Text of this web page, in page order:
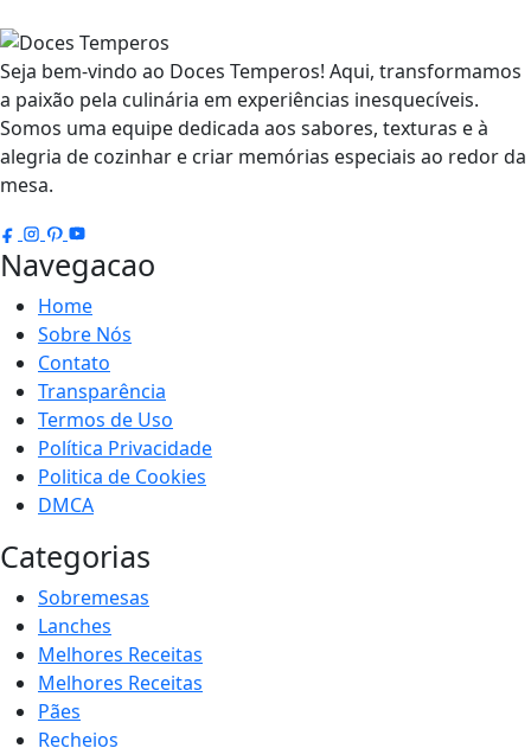
Seja bem-vindo ao Doces Temperos! Aqui, transformamos
a paixão pela culinária em experiências inesquecíveis.
Somos uma equipe dedicada aos sabores, texturas e à
alegria de cozinhar e criar memórias especiais ao redor da
mesa.
Navegacao
Home
Sobre Nós
Contato
Transparência
Termos de Uso
Política Privacidade
Politica de Cookies
DMCA
Categorias
Sobremesas
Lanches
Melhores Receitas
Melhores Receitas
Pães
Recheios